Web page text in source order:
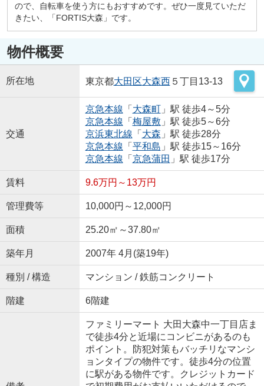
ので、自転車を使う方にもおすすめです。ぜひ一度見ていただ
きたい、「FORTIS大森」です。
物件概要
所在地 東京都大田区大森西５丁目13-13
交通
京急本線 「 大森町」駅 徒歩4～5分
京急本線 「 梅屋敷 」駅 徒歩5～6分
京浜東北線 「 大森 」駅 徒歩28分
京急本線 「 平和島 」駅 徒歩15～16分
京急本線 「 京急蒲田 」駅 徒歩17分
賃料 9.6万円～13万円
管理費等 10,000円～12,000円
面積 25.20㎡～37.80㎡
築年月 2007年 4月(築19年)
種別 / 構造 マンション / 鉄筋コンクリート
階建 6階建
ファミリーマート 大田大森中一丁目店ま
で徒歩4分と近場にコンビニがあるのも
ポイント。防犯対策もバッチリなマンシ
ョンタイプの物件です。徒歩4分の位置
に駅がある物件です。クレジットカード